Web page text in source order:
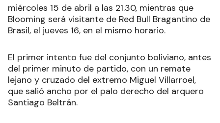
miércoles 15 de abril a las 21.30, mientras que
Blooming será visitante de Red Bull Bragantino de
Brasil, el jueves 16, en el mismo horario.
El primer intento fue del conjunto boliviano, antes
del primer minuto de partido, con un remate
lejano y cruzado del extremo Miguel Villarroel,
que salió ancho por el palo derecho del arquero
Santiago Beltrán.